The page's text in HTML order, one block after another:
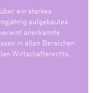
ein starkes
aufgebautes
anerkannte
in allen Bereichen
Wirtschaftsrechts.